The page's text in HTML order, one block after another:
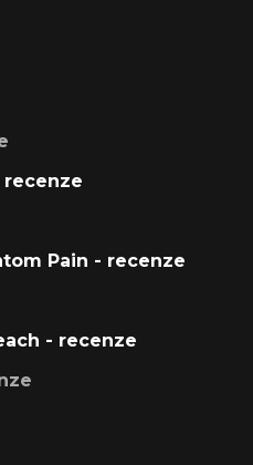
recenze
Pain - recenze
- recenze